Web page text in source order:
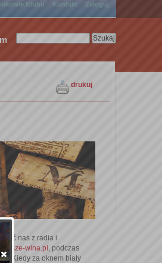
Klubu Kontakt Zaloguj
drukuj
nas z radia i
wina.pl , podczas
Kiedy za oknem biały